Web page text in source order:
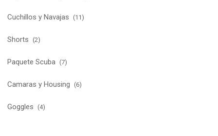
Cuchillos y Navajas (11)
Shorts (2)
Paquete Scuba (7)
Camaras y Housing (6)
Goggles (4)